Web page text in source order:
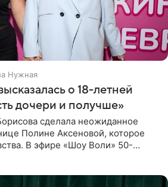
Нужная
о 18-летней
дочери и получше»
сделала неожиданное
Полине Аксеновой, которое
В эфире «Шоу Воли» 50-